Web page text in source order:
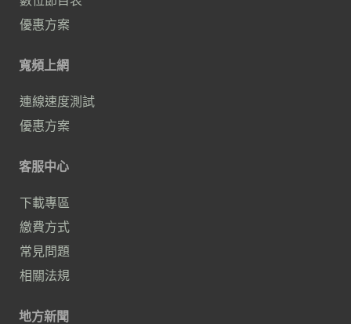
優惠方案
寬頻上網
連線速度測試
優惠方案
客服中心
下載專區
繳費方式
常見問題
相關法規
地方新聞